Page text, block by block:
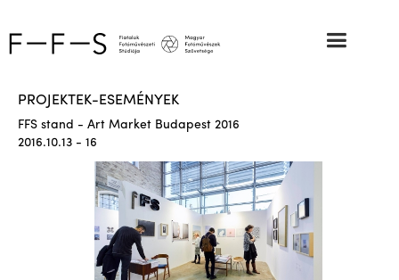
PROJEKTEK-ESEMÉNYEK
FFS stand - Art Market Budapest 2016
2016.10.13 - 16